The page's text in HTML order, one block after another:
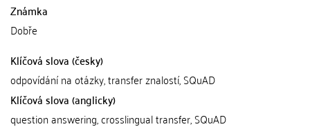
Známka
Dobře
Klíčová slova (česky)
odpovídání na otázky, transfer znalostí, SQuAD
Klíčová slova (anglicky)
question answering, crosslingual transfer, SQuAD